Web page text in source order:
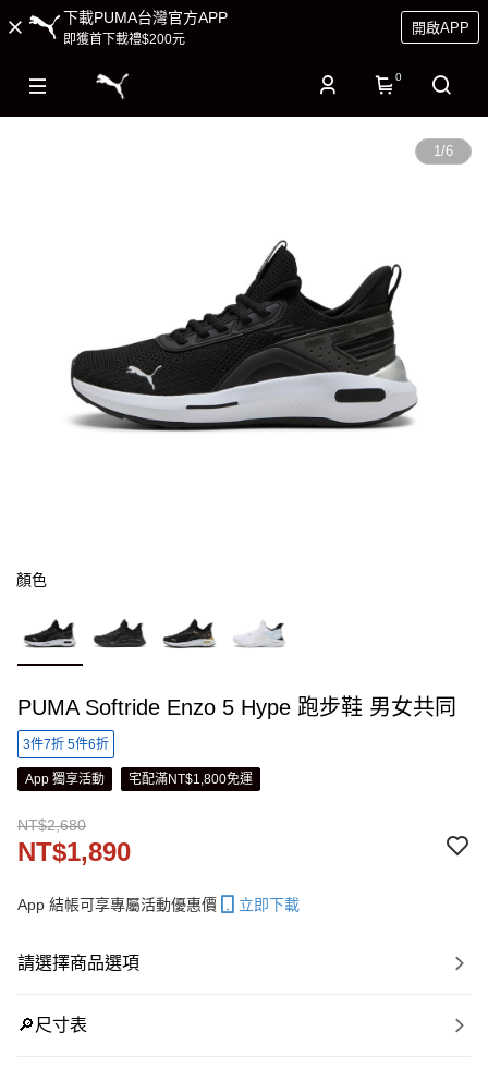
下載PUMA台灣官方APP
即獲首下載禮$200元
開啟APP
0
1/6
顏色
PUMA Softride Enzo 5 Hype 跑步鞋 男女共同
3件7折 5件6折
App 獨享活動 宅配滿NT$1,800免運
NT$2,680
NT$1,890
App 結帳可享專屬活動優惠價 立即下載
請選擇商品選項
🔎尺寸表